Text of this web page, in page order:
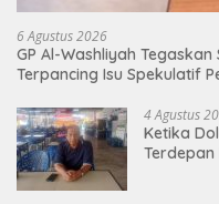
6 Agustus 2026
GP Al-Washliyah
Terpancing Isu Spekulatif
4 Agustus
Ketika
Terdepan